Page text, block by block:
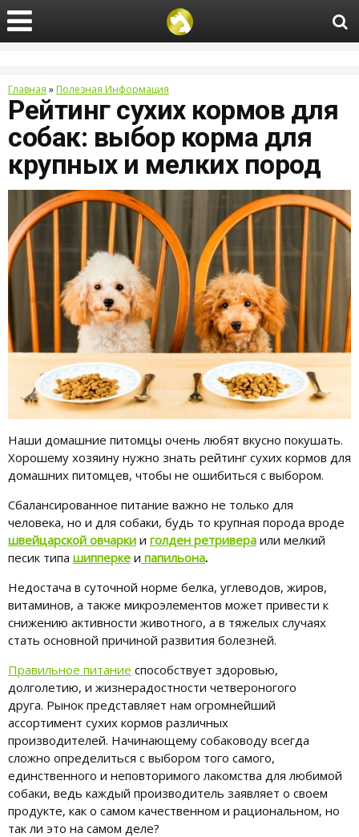
Главная »Полезная Информация
Рейтинг сухих кормов для
собак: выбор корма для
крупных и мелких пород
Наши домашние питомцы очень любят вкусно покушать.
Хорошему хозяину нужно знать рейтинг сухих кормов для
домашних питомцев, чтобы не ошибиться с выбором.
Сбалансированное питание важно не только для
человека, но и для собаки, будь то крупная порода вроде
швейцарской овчарки и голден ретривера или мелкий
песик типа шипперке и папильона.
Недостача в суточной норме белка, углеводов, жиров,
витаминов, а также микроэлементов может привести к
снижению активности животного, а в тяжелых случаях
стать основной причиной развития болезней.
Правильное питание способствует здоровью,
долголетию, и жизнерадостности четвероногого
друга. Рынок представляет нам огромнейший
ассортимент сухих кормов различных
производителей. Начинающему собаководу всегда
сложно определиться с выбором того самого,
единственного и неповторимого лакомства для любимой
собаки, ведь каждый производитель заявляет о своем
продукте, как о самом качественном и рациональном, но
так ли это на самом деле?